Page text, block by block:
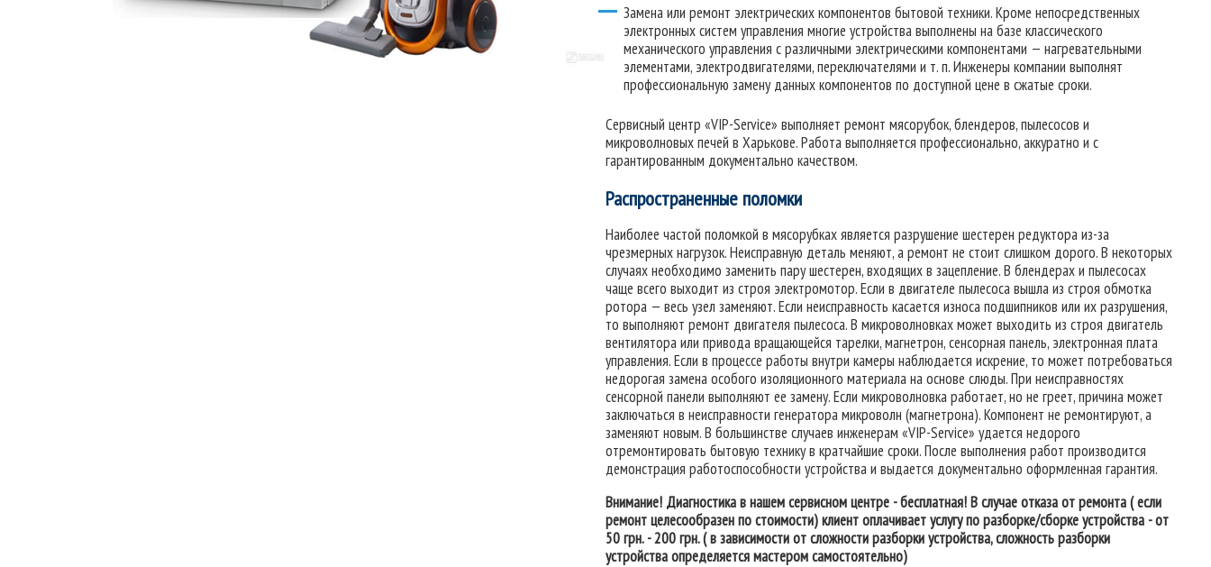
Замена или ремонт электрических компонентов бытовой техники. Кроме непосредственных
электронных систем управления многие устройства выполнены на базе классического
механического управления с различными электрическими компонентами — нагревательными
элементами, электродвигателями, переключателями и т. п. Инженеры компании выполнят
профессиональную замену данных компонентов по доступной цене в сжатые сроки.
Сервисный центр «VIP-Service» выполняет ремонт мясорубок, блендеров, пылесосов и
микроволновых печей в Харькове. Работа выполняется профессионально, аккуратно и с
гарантированным документально качеством.
Распространенные поломки
Наиболее частой поломкой в мясорубках является разрушение шестерен редуктора из-за
чрезмерных нагрузок. Неисправную деталь меняют, а ремонт не стоит слишком дорого. В некоторых
случаях необходимо заменить пару шестерен, входящих в зацепление. В блендерах и пылесосах
чаще всего выходит из строя электромотор. Если в двигателе пылесоса вышла из строя обмотка
ротора — весь узел заменяют. Если неисправность касается износа подшипников или их разрушения,
то выполняют ремонт двигателя пылесоса. В микроволновках может выходить из строя двигатель
вентилятора или привода вращающейся тарелки, магнетрон, сенсорная панель, электронная плата
управления. Если в процессе работы внутри камеры наблюдается искрение, то может потребоваться
недорогая замена особого изоляционного материала на основе слюды. При неисправностях
сенсорной панели выполняют ее замену. Если микроволновка работает, но не греет, причина может
заключаться в неисправности генератора микроволн (магнетрона). Компонент не ремонтируют, а
заменяют новым. В большинстве случаев инженерам «VIP-Service» удается недорого
отремонтировать бытовую технику в кратчайшие сроки. После выполнения работ производится
демонстрация работоспособности устройства и выдается документально оформленная гарантия.
Внимание! Диагностика в нашем сервисном центре - бесплатная! В случае отказа от ремонта ( если
ремонт целесообразен по стоимости) клиент оплачивает услугу по разборке/сборке устройства - от
50 грн. - 200 грн. ( в зависимости от сложности разборки устройства, сложность разборки
устройства определяется мастером самостоятельно)